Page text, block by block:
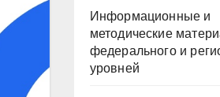
Информационные и
методические
федерального и
уровней